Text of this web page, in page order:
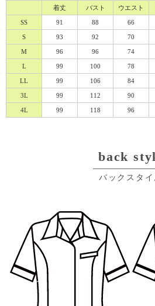
必須
どちらで
プライバシーポリシー
着丈 バスト ウエスト
SS 91 88 66
S 93 92 70
M 96 96 74
L 99 100 78
LL 99 106 84
3L 99 112 90
4L 99 118 96
back
バックスタイ